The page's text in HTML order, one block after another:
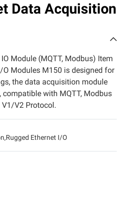
Data Acquisition
Module (MQTT, Modbus) Item
O Modules M150 is designed for
the data acquisition module
compatible with MQTT, Modbus
V1/V2 Protocol.
,Rugged Ethernet I/O